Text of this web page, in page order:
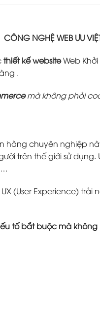
CÔNG NGHỆ WEB ƯU
thiết kế websiteWeb
.
mà không phải
hàng chuyên nghiệp
trên thế giới sử dụng.
…
(User Experience)
tố bắt buộc mà